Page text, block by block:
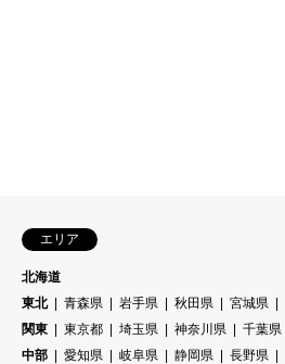
エリア
北海道
東北
青森県 岩手県 秋田県 宮城県
関東
東京都 埼玉県 神奈川県 千葉県
中部
愛知県 岐阜県 静岡県 長野県